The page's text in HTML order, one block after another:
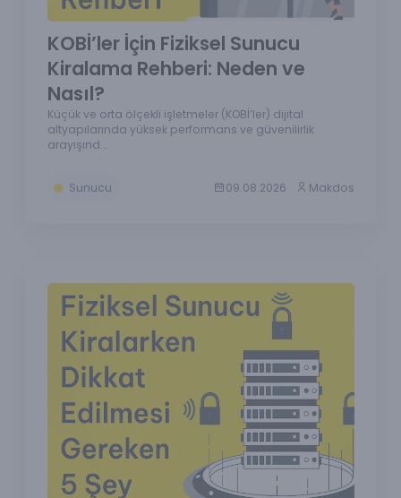
KOBİ’ler İçin Fiziksel Sunucu
Kiralama Rehberi: Neden ve
Nasıl?
Küçük ve orta ölçekli işletmeler (KOBİ’ler) dijital
altyapılarında yüksek performans ve güvenilirlik
arayışınd...
Sunucu 09.08.2026 Makdos